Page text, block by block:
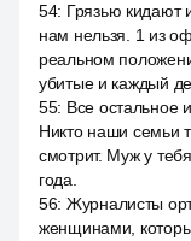
54: Грязью кидают
нам нельзя. 1 из
реальном
убитые и каждый
55: Все остальное
Никто наши семьи
смотрит. Муж у
года.
56: Журналисты
женщинами,